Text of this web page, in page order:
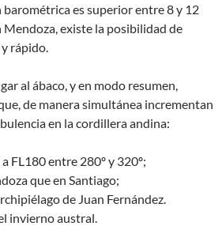
barométrica es superior entre 8 y 12
Mendoza, existe la posibilidad de
rápido.
al ábaco, y en modo resumen,
de manera simultánea incrementan
en la cordillera andina:
FL180 entre 280º y 320º;
que en Santiago;
de Juan Fernández.
invierno austral.